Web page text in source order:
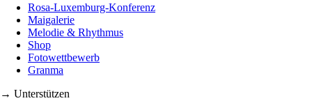
Rosa-Luxemburg-Konferenz
Maigalerie
Melodie & Rhythmus
Shop
Fotowettbewerb
Granma
→ Unterstützen